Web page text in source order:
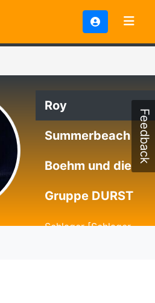
Roy
Summerbeach
Boehm und die
Gruppe DURST
Schlager [Schlager
Feedback